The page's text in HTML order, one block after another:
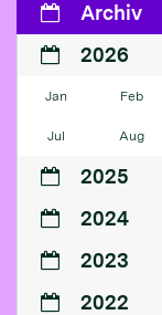
Archiv
2026
Jan Feb
Jul Aug
2025
2024
2023
2022